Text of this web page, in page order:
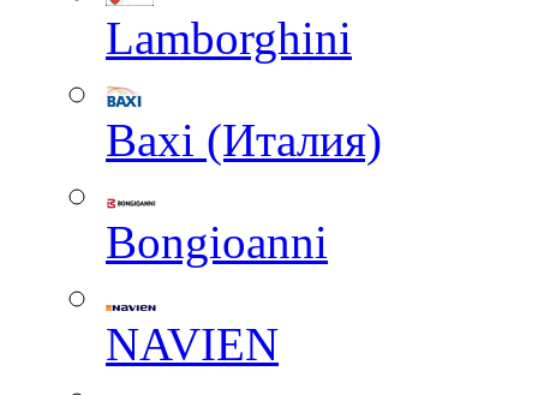
Lamborghini
Baxi (Италия)
Вongioanni
NAVIEN